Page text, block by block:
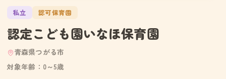
私立 認可保育園
認定こども園いなほ保育園
青森県つがる市
対象年齢：0～5歳